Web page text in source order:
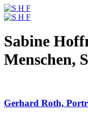
Sabine
Menschen,
Gerhard Roth,